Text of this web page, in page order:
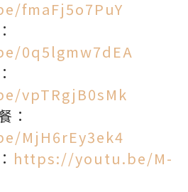
fmaFj5o7PuY
0q5lgmw7dEA
vpTRgjB0sMk
：
MjH6rEy3ek4
https://youtu.be/M-